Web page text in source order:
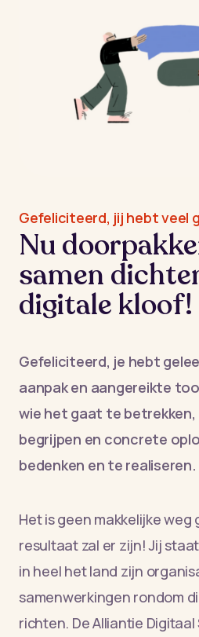
Gefeliciteerd, jij hebt veel
Nu
samen
digitale kloof!
Gefeliciteerd, je hebt
aanpak en aangereikte
wie het gaat te
begrijpen en concrete
bedenken en te realiseren.
Het is geen makkelijke
resultaat zal er zijn! Jij
in heel het land zijn
samenwerkingen rondom
richten. De Alliantie